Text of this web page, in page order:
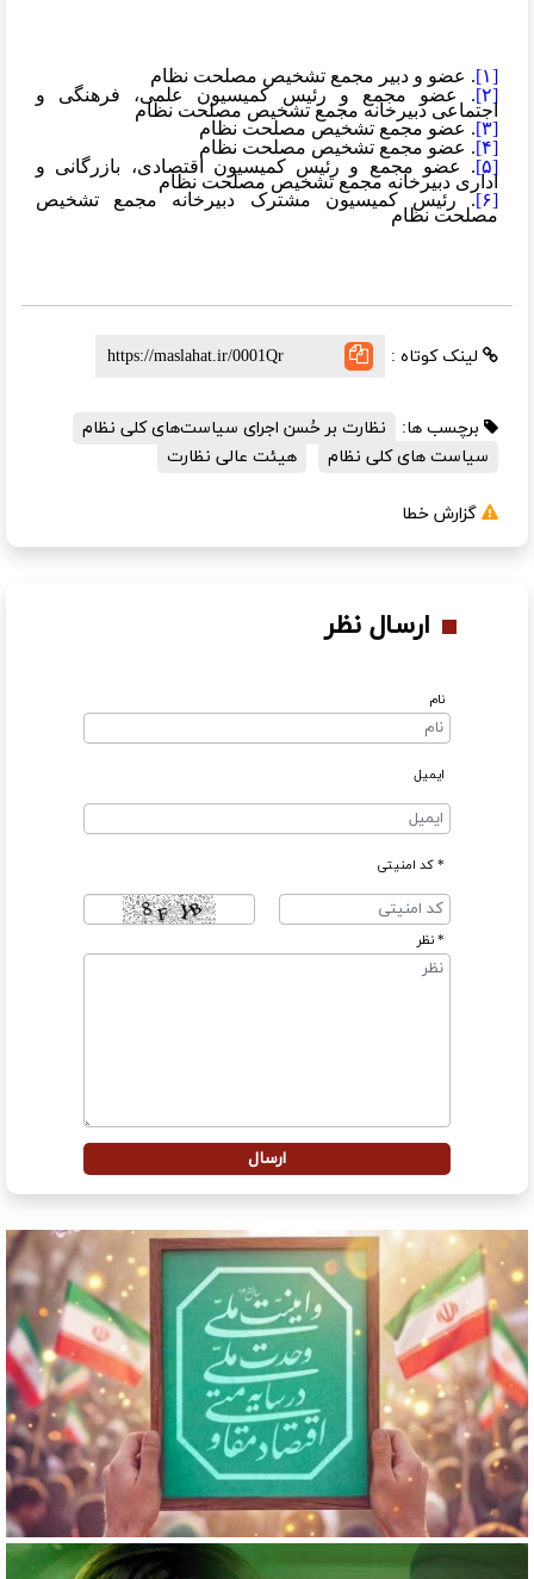
[۱]. عضو و دبیر مجمع تشخیص مصلحت نظام
[۲]. عضو مجمع و رئیس کمیسیون علمی، فرهنگی و
اجتماعی دبیرخانه مجمع تشخیص مصلحت نظام
[۳]. عضو مجمع تشخیص مصلحت نظام
[۴]. عضو مجمع تشخیص مصلحت نظام
[۵]. عضو مجمع و رئیس کمیسیون اقتصادی، بازرگانی و
اداری دبیرخانه مجمع تشخیص مصلحت نظام
[۶]. رئیس کمیسیون مشترک دبیرخانه مجمع تشخیص
مصلحت نظام
لینک کوتاه :
برچسب ها:
نظارت بر حُسن اجرای سیاست‌های کلی نظام
سیاست های کلی نظام
هیئت عالی نظارت
گزارش خطا
ارسال نظر
نام
ایمیل
* کد امنیتی
* نظر